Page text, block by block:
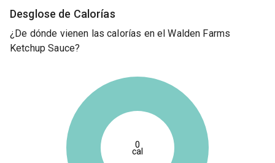
Desglose de Calorías
¿De dónde vienen las calorías en el Walden Farms
Ketchup Sauce?
0
cal